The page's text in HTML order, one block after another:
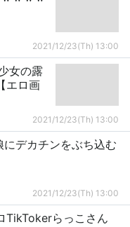
2021/12/23(Th) 13:00
女の露
エロ画
2021/12/23(Th) 13:00
にデカチンをぶち込む
2021/12/23(Th) 13:00
TikTokerらっこさん